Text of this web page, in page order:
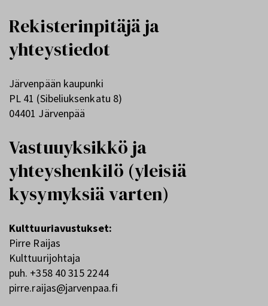
Rekisterinpitäjä ja
yhteystiedot
Järvenpään kaupunki
PL 41 (Sibeliuksenkatu 8)
04401 Järvenpää
Vastuuyksikkö ja
yhteyshenkilö (yleisiä
kysymyksiä varten)
Kulttuuriavustukset:
Pirre Raijas
Kulttuurijohtaja
puh. +358 40 315 2244
pirre.raijas@jarvenpaa.fi